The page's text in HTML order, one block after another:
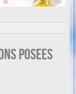
posees